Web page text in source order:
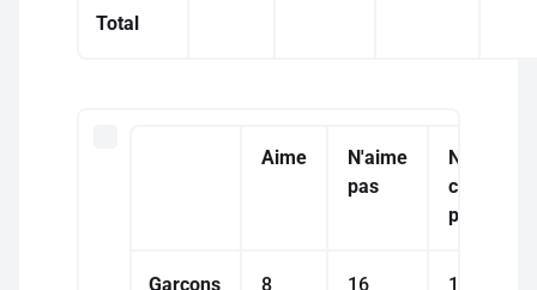
Total
Aime
N'aime
pas
Ne
connaît
pas
Garçons 8 16 18